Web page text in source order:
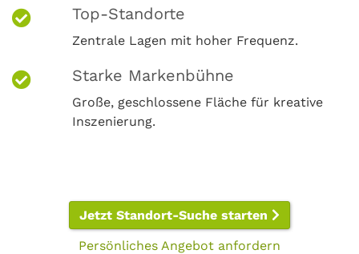
Top-Standorte
Zentrale Lagen mit hoher Frequenz.
Starke Markenbühne
Große, geschlossene Fläche für kreative
Inszenierung.
Jetzt Standort-Suche starten
Persönliches Angebot anfordern